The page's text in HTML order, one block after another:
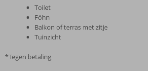
Toilet
Föhn
Balkon of terras met zitje
Tuinzicht
*Tegen betaling